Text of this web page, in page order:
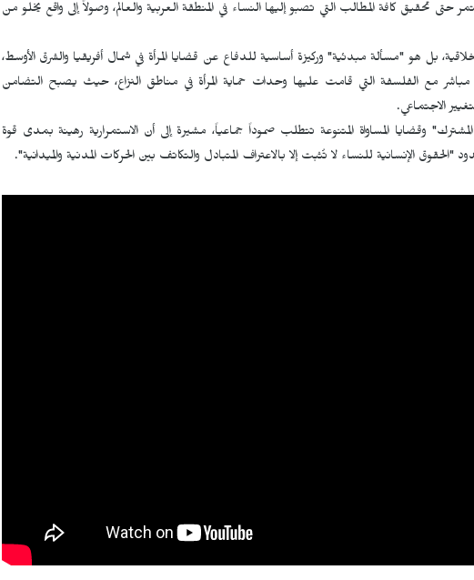
تحقيق كافة المطالب التي تصبو إليها النساء في المنطقة العربية والعالم، وصولاً إلى واقع يخلو من
بل هو "مسألة مبدئية" وركيزة أساسية للدفاع عن قضايا المرأة في شمال أفريقيا والشرق الأوسط،
مباشر مع الفلسفة التي قامت عليها وحدات حماية المرأة في مناطق النزاع، حيث يصبح التضامن
الاجتماعي.
وقضايا المساواة المتنوعة تتطلب صموداً جماعياً، مشيرة إلى أن الاستمرارية رهينة بمدى قوة
"الحقوق الإنسانية للنساء لا تُثبت إلا بالاعتراف المتبادل والتكاتف بين الحركات المدنية والميدانية".